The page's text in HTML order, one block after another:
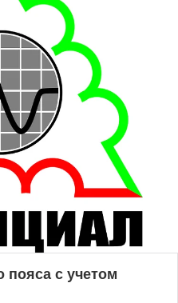
пояса с учетом